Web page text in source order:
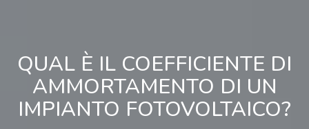
QUAL È IL COEFFICIENTE DI
AMMORTAMENTO DI UN
IMPIANTO FOTOVOLTAICO?